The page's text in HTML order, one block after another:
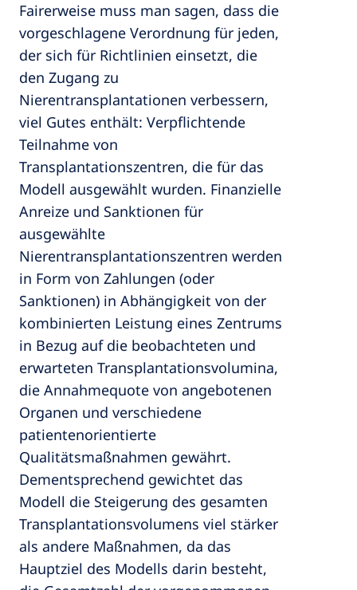
Fairerweise muss man sagen, dass die
vorgeschlagene Verordnung für jeden,
der sich für Richtlinien einsetzt, die
den Zugang zu
Nierentransplantationen verbessern,
viel Gutes enthält: Verpflichtende
Teilnahme von
Transplantationszentren, die für das
Modell ausgewählt wurden. Finanzielle
Anreize und Sanktionen für
ausgewählte
Nierentransplantationszentren werden
in Form von Zahlungen (oder
Sanktionen) in Abhängigkeit von der
kombinierten Leistung eines Zentrums
in Bezug auf die beobachteten und
erwarteten Transplantationsvolumina,
die Annahmequote von angebotenen
Organen und verschiedene
patientenorientierte
Qualitätsmaßnahmen gewährt.
Dementsprechend gewichtet das
Modell die Steigerung des gesamten
Transplantationsvolumens viel stärker
als andere Maßnahmen, da das
Hauptziel des Modells darin besteht,